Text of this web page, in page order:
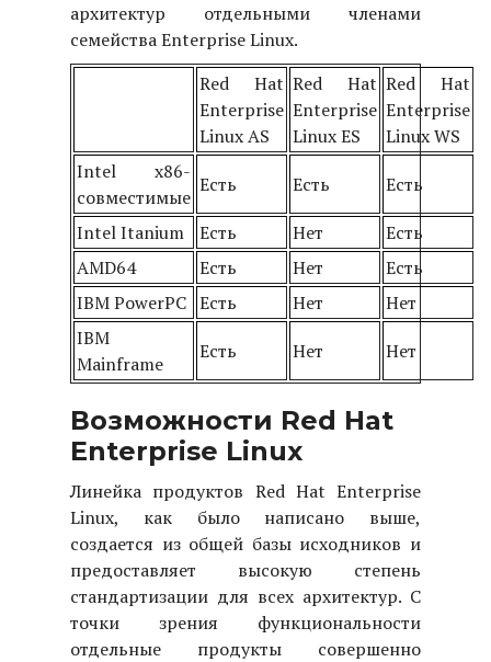
архитектур отдельными членами
семейства Enterprise Linux.
Red Hat
Enterprise
Linux AS
Red Hat
Enterprise
Linux ES
Red Hat
Enterprise
Linux WS
Intel x86-
совместимые
Есть Есть
Есть
Intel Itanium
Есть Нет
Есть
AMD64
Есть Нет
Есть
IBM PowerPC Есть Нет
Нет
IBM
Mainframe
Есть Нет Нет
Возможности Red Hat
Enterprise Linux
Линейка продуктов Red Hat Enterprise
Linux, как было написано выше,
создается из общей базы исходников и
предоставляет высокую степень
стандартизации для всех архитектур. С
точки зрения функциональности
отдельные продукты совершенно